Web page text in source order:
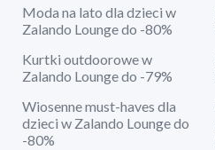
Moda na lato dla dzieci w
Zalando Lounge do -80%
Kurtki outdoorowe w
Zalando Lounge do -79%
Wiosenne must-haves dla
dzieci w Zalando Lounge do
-80%